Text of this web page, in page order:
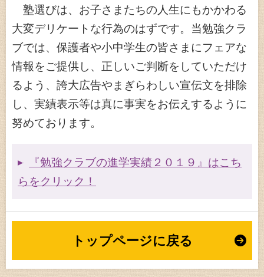
塾選びは、お子さまたちの人生にもかかわる
大変デリケートな行為のはずです。当勉強クラ
ブでは、保護者や小中学生の皆さまにフェアな
情報をご提供し、正しいご判断をしていただけ
るよう、誇大広告やまぎらわしい宣伝文を排除
し、実績表示等は真に事実をお伝えするように
努めております。
『勉強クラブの進学実績２０１９』はこち
らをクリック！
トップページに戻る